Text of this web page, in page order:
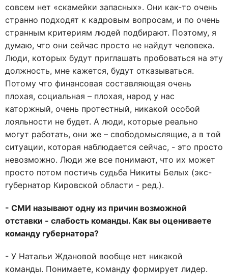
совсем нет «скамейки запасных». Они как-то очень
странно подходят к кадровым вопросам, и по очень
странным критериям людей подбирают. Поэтому, я
думаю, что они сейчас просто не найдут человека.
Люди, которых будут приглашать пробоваться на эту
должность, мне кажется, будут отказываться.
Потому что финансовая составляющая очень
плохая, социальная – плохая, народ у нас
каторжный, очень протестный, никакой особой
лояльности не будет. А люди, которые реально
могут работать, они же – свободомыслящие, а в той
ситуации, которая наблюдается сейчас, - это просто
невозможно. Люди же все понимают, что их может
просто потом постичь судьба Никиты Белых (экс-
губернатор Кировской области - ред.).
- СМИ называют одну из причин возможной
отставки - слабость команды. Как вы оцениваете
команду губернатора?
- У Натальи Ждановой вообще нет никакой
команды. Понимаете, команду формирует лидер.